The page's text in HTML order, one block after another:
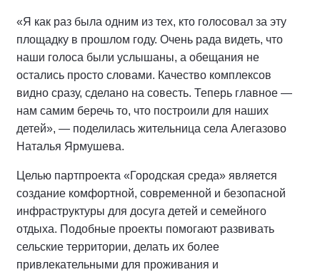
«Я как раз была одним из тех, кто голосовал за эту
площадку в прошлом году. Очень рада видеть, что
наши голоса были услышаны, а обещания не
остались просто словами. Качество комплексов
видно сразу, сделано на совесть. Теперь главное —
нам самим беречь то, что построили для наших
детей», — поделилась жительница села Алегазово
Наталья Ярмушева.
Целью партпроекта «Городская среда» является
создание комфортной, современной и безопасной
инфраструктуры для досуга детей и семейного
отдыха. Подобные проекты помогают развивать
сельские территории, делать их более
привлекательными для проживания и